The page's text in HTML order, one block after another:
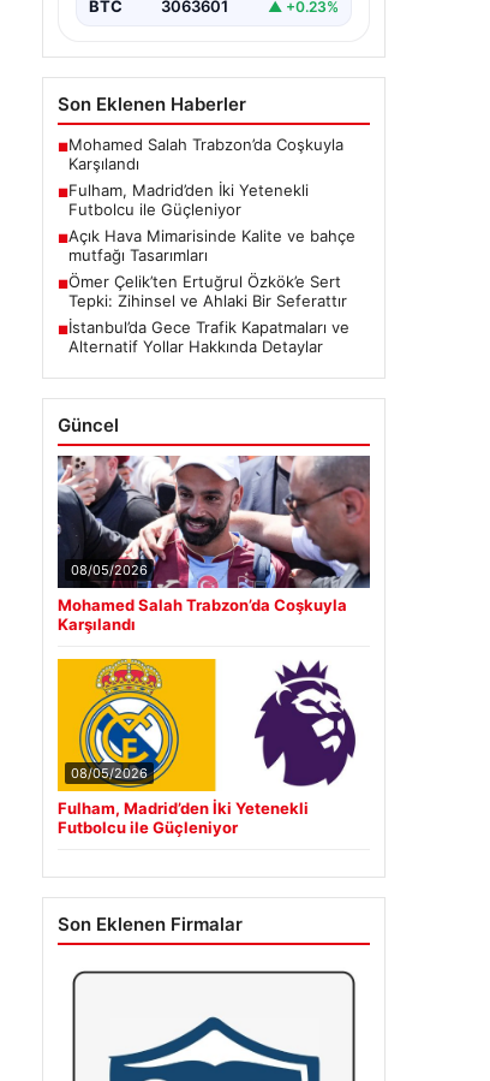
BTC 3063601 ▲ +0.23%
Son Eklenen Haberler
■Mohamed Salah Trabzon’da Coşkuyla
Karşılandı
■Fulham, Madrid’den İki Yetenekli
Futbolcu ile Güçleniyor
■Açık Hava Mimarisinde Kalite ve bahçe
mutfağı Tasarımları
■Ömer Çelik’ten Ertuğrul Özkök’e Sert
Tepki: Zihinsel ve Ahlaki Bir Seferattır
■İstanbul’da Gece Trafik Kapatmaları ve
Alternatif Yollar Hakkında Detaylar
Güncel
08/05/2026
Mohamed Salah Trabzon’da Coşkuyla
Karşılandı
08/05/2026
Fulham, Madrid’den İki Yetenekli
Futbolcu ile Güçleniyor
Son Eklenen Firmalar